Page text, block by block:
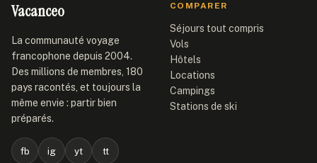
Vacanceo
La communauté voyage
francophone depuis 2004.
Des millions de membres, 180
pays racontés, et toujours la
même envie : partir bien
préparés.
fb ig yt tt
COMPARER
Séjours tout compris
Vols
Hôtels
Locations
Campings
Stations de ski